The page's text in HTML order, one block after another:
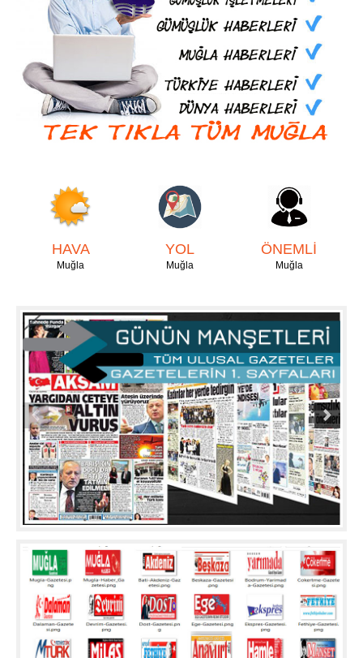
HAVA
Muğla
YOL
Muğla
ÖNEMLİ
Muğla